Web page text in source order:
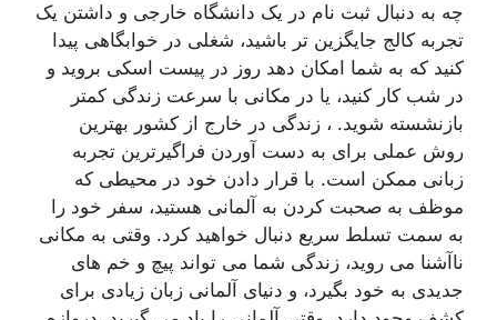
چه به دنبال ثبت نام در یک دانشگاه خارجی و داشتن یک
تجربه کالج جایگزین تر باشید، شغلی در خوابگاهی پیدا
کنید که به شما امکان دهد روز در پیست اسکی بروید و
در شب کار کنید، یا در مکانی با سرعت زندگی کمتر
بازنشسته شوید. ، زندگی در خارج از کشور بهترین
روش عملی برای به دست آوردن فراگیرترین تجربه
زبانی ممکن است. با قرار دادن خود در محیطی که
موظف به صحبت کردن به آلمانی هستید، سفر خود را
به سمت تسلط سریع دنبال خواهید کرد. وقتی به مکانی
ناآشنا می روید، زندگی شما می تواند پیچ ​​و خم های
جدیدی به خود بگیرد، و دنیای آلمانی زبان زیادی برای